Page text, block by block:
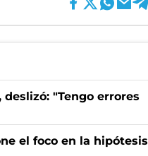
"Tengo errores
el foco en la hipótesis